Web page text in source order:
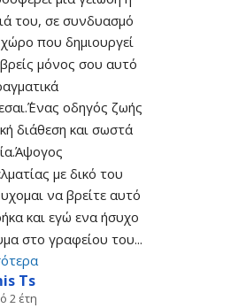
του, σε συνδυασμό
που δημιουργεί
μόνος σου αυτό
οδηγός ζωής
διάθεση και σωστά
με δικό του
να βρείτε αυτό
και εγώ ενα ήσυχο
στο γραφείου του
Ts
2 έτη